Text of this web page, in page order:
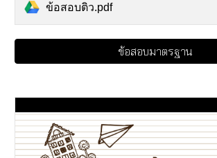
ข้อสอบติว.pdf
ข้อสอบมาตรฐาน